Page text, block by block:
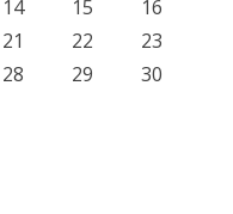
14 15
16
21 22
23
28 29
30